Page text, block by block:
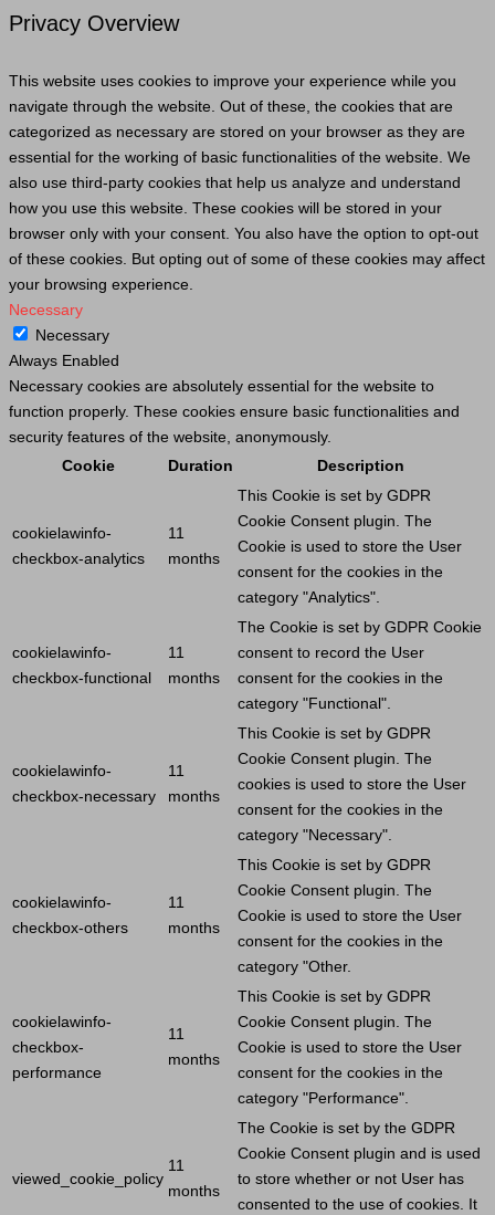
Privacy Overview
This website uses cookies to improve your experience while you
navigate through the website. Out of these, the cookies that are
categorized as necessary are stored on your browser as they are
essential for the working of basic functionalities of the website. We
also use third-party cookies that help us analyze and understand
how you use this website. These cookies will be stored in your
browser only with your consent. You also have the option to opt-out
of these cookies. But opting out of some of these cookies may affect
your browsing experience.
Necessary
Necessary
Always Enabled
Necessary cookies are absolutely essential for the website to
function properly. These cookies ensure basic functionalities and
security features of the website, anonymously.
Cookie
Duration Description
cookielawinfo-
checkbox-analytics
11
months
This Cookie is set by GDPR
Cookie Consent plugin. The
Cookie is used to store the User
consent for the cookies in the
category "Analytics".
cookielawinfo-
checkbox-functional
11
months
The Cookie is set by GDPR Cookie
consent to record the User
consent for the cookies in the
category "Functional".
cookielawinfo-
checkbox-necessary
11
months
This Cookie is set by GDPR
Cookie Consent plugin. The
cookies is used to store the User
consent for the cookies in the
category "Necessary".
cookielawinfo-
checkbox-others
11
months
This Cookie is set by GDPR
Cookie Consent plugin. The
Cookie is used to store the User
consent for the cookies in the
category "Other.
cookielawinfo-
checkbox-
performance
11
months
This Cookie is set by GDPR
Cookie Consent plugin. The
Cookie is used to store the User
consent for the cookies in the
category "Performance".
viewed_cookie_policy
11
months
The Cookie is set by the GDPR
Cookie Consent plugin and is used
to store whether or not User has
consented to the use of cookies. It